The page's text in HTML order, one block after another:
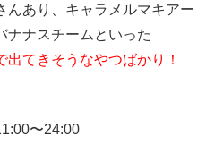
んあり、キャラメルマキアー
ナナスチームといった
てきそうなやつばかり！
〜24:00